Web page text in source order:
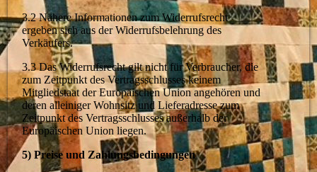
3.2 Nähere Informationen zum Widerrufsrecht
ergeben sich aus der Widerrufsbelehrung des
Verkäufers.
3.3 Das Widerrufsrecht gilt nicht für Verbraucher, die
zum Zeitpunkt des Vertragsschlusses keinem
Mitgliedstaat der Europäischen Union angehören und
deren alleiniger Wohnsitz und Lieferadresse zum
Zeitpunkt des Vertragsschlusses außerhalb der
Europäischen Union liegen.
5) Preise und Zahlungsbedingungen